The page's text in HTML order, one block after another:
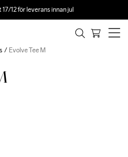
12 för leverans innan jul
Evolve Tee M